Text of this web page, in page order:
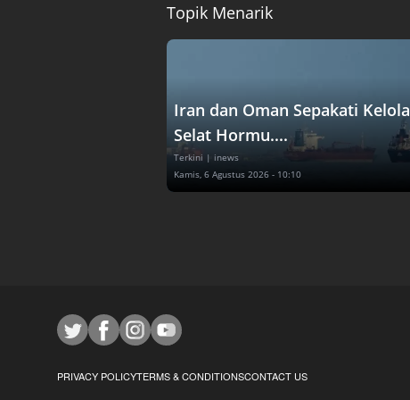
Topik Menarik
Iran dan Oman Sepakati Kelola
Selat Hormu....
Terkini | inews
Kamis, 6 Agustus 2026 - 10:10
PRIVACY POLICYTERMS & CONDITIONSCONTACT US